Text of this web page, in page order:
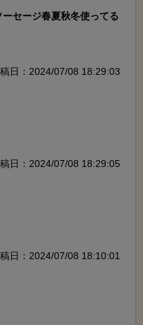
セージ春夏秋冬使ってる
日：2024/07/08 18:29:03
日：2024/07/08 18:29:05
日：2024/07/08 18:10:01